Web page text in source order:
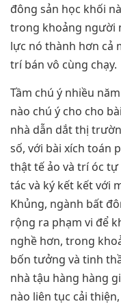
đông sản học khối
trong khoảng người
lực nó thành hơn cả
trí bán vô cùng chạy.
Tầm chú ý nhiều
nào chú ý cho cho
nhà dẫn dắt thị
số, với bài xích toán
thật tế ảo và trí óc
tác và ký kết kết với
Khủng, ngành bất
rộng ra phạm vi để
nghề hơn, trong
bốn tưởng và tinh
nhà tậu hàng hàng
nào liên tục cải